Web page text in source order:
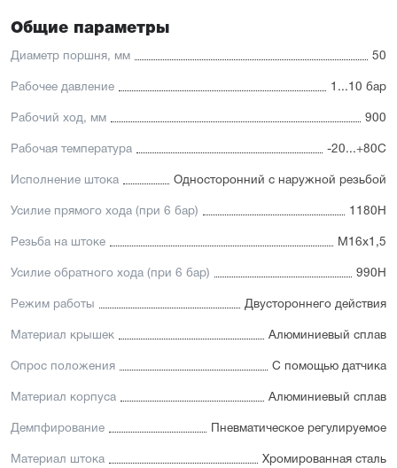
поставки
Отличительные черты:
Корпус изготовлен из легкого и прочного алюминия,
покрытого элоксаловым покрытием, препятствующим
коррозии
Шток изготавливается
из нержавеющей или хромированной стали, подходит
Уплотнение — полиуретан (PU) с возможностью
диапазоном (FKM/Viton). А также дополнительное
частицы в полость цилиндра
пневмоцилиндр имеет высокую устойчивость
Общие параметры
Диаметр поршня, мм 50
Рабочее давление 1...10 бар
Рабочий ход, мм 900
Рабочая температура -20...+80С
Исполнение штока Односторонний с наружной резьбой
Усилие прямого хода (при 6 бар) 1180Н
Резьба на штоке М16х1,5
Усилие обратного хода (при 6 бар) 990Н
Режим работы Двустороннего действия
Материал крышек Алюминиевый сплав
Опрос положения С помощью датчика
Материал корпуса Алюминиевый сплав
Демпфирование Пневматическое регулируемое
Материал штока Хромированная сталь